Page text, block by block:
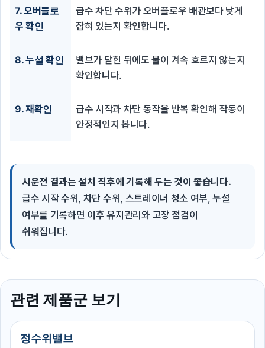
7. 오버플로
우 확인
급수 차단 수위가 오버플로우 배관보다 낮게
잡혀 있는지 확인합니다.
8. 누설 확인
밸브가 닫힌 뒤에도 물이 계속 흐르지 않는지
확인합니다.
9. 재확인
급수 시작과 차단 동작을 반복 확인해 작동이
안정적인지 봅니다.
시운전 결과는 설치 직후에 기록해 두는 것이 좋습니다.
급수 시작 수위, 차단 수위, 스트레이너 청소 여부, 누설
여부를 기록하면 이후 유지관리와 고장 점검이
쉬워집니다.
관련 제품군 보기
정수위밸브